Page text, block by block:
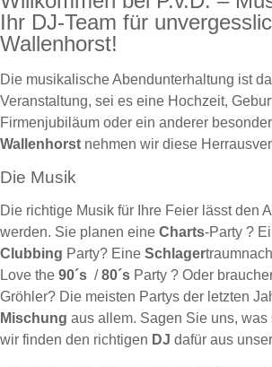
Ihr DJ-Team für
Wallenhorst!
Die musikalische Abendunterhaltung ist
Veranstaltung, sei es eine Hochzeit,
Firmenjubiläum oder ein anderer
Wallenhorst nehmen wir diese
Die Musik
Die richtige Musik für Ihre Feier lässt den
werden. Sie planen eine Charts-Party ?
Clubbing Party? Eine Schlager
Love the 90´s /80´s Party ? Oder
Gröhler? Die meisten Partys der letzten
Mischung aus allem. Sagen Sie uns, was
wir finden den richtigen DJ dafür aus